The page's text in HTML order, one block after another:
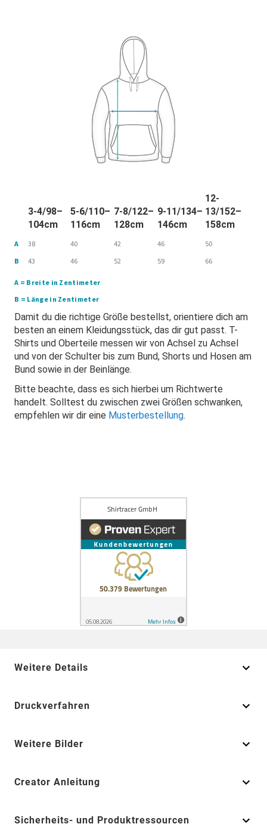
3-4/98–
104cm
5-6/110–
116cm
7-8/122–
128cm
9-11/134–
146cm
12-
13/152–
158cm
A 38 40 42 46
50
B
43 46 52 59 66
A = Breite in Zentimeter
B = Länge in Zentimeter
Damit du die richtige Größe bestellst, orientiere dich am
besten an einem Kleidungsstück, das dir gut passt. T-
Shirts und Oberteile messen wir von Achsel zu Achsel
und von der Schulter bis zum Bund, Shorts und Hosen am
Bund sowie in der Beinlänge.
Bitte beachte, dass es sich hierbei um Richtwerte
handelt. Solltest du zwischen zwei Größen schwanken,
empfehlen wir dir eine Musterbestellung.
Weitere Details
Druckverfahren
Weitere Bilder
Creator Anleitung
Sicherheits- und Produktressourcen